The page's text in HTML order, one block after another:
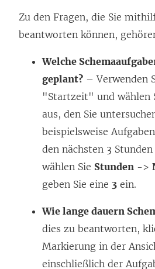
Zu den Fragen, die Sie
beantworten können,
Welche
geplant? – Verwenden
"Startzeit" und wählen
aus, den Sie
beispielsweise
den nächsten 3
wählen Sie Stunden ->
geben Sie eine 3 ein.
Wie lange dauern
dies zu beantworten,
Markierung in der
einschließlich der